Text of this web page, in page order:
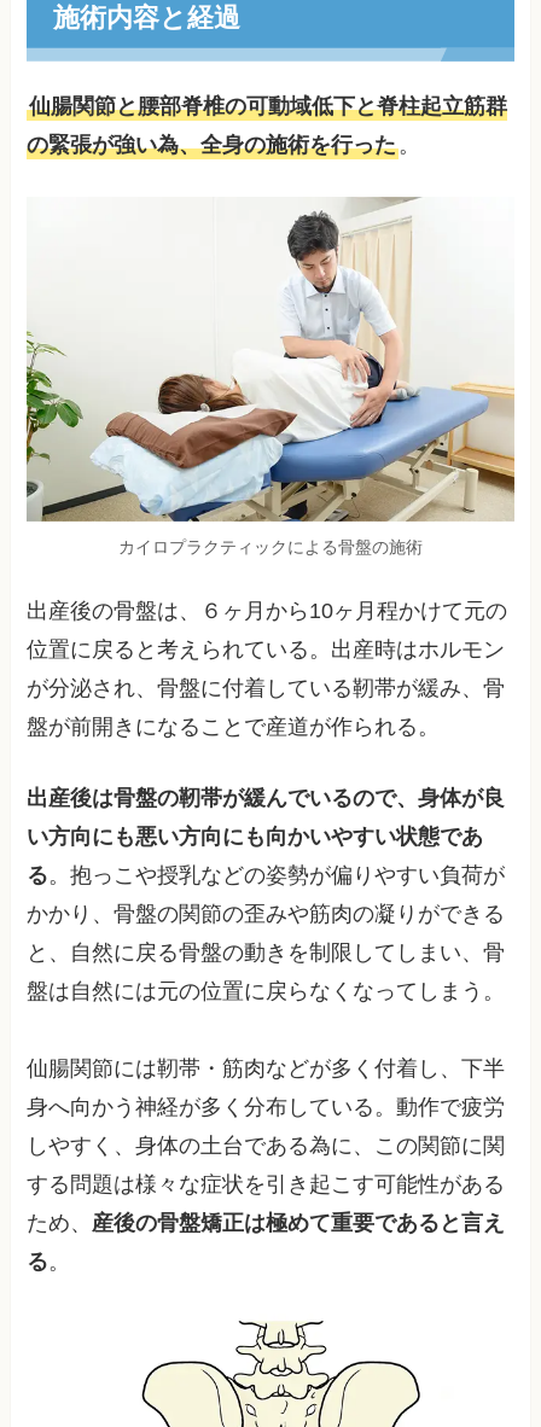
施術内容と経過
仙腸関節と腰部脊椎の可動域低下と脊柱起立筋群
の緊張が強い為、全身の施術を行った。
カイロプラクティックによる骨盤の施術
出産後の骨盤は、６ヶ月から10ヶ月程かけて元の
位置に戻ると考えられている。出産時はホルモン
が分泌され、骨盤に付着している靭帯が緩み、骨
盤が前開きになることで産道が作られる。
出産後は骨盤の靭帯が緩んでいるので、身体が良
い方向にも悪い方向にも向かいやすい状態であ
る。抱っこや授乳などの姿勢が偏りやすい負荷が
かかり、骨盤の関節の歪みや筋肉の凝りができる
と、自然に戻る骨盤の動きを制限してしまい、骨
盤は自然には元の位置に戻らなくなってしまう。
仙腸関節には靭帯・筋肉などが多く付着し、下半
身へ向かう神経が多く分布している。動作で疲労
しやすく、身体の土台である為に、この関節に関
する問題は様々な症状を引き起こす可能性がある
ため、 産後の骨盤矯正は極めて重要であると言え
る。